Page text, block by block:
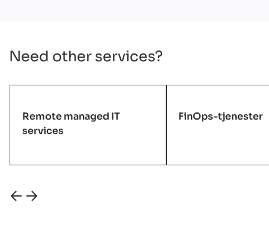
Need other services?
Remote managed IT
services
FinOps-tjenester